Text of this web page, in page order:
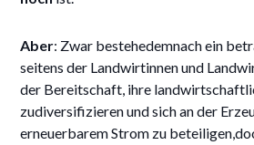
Aber: Zwar bestehedemnach ein
seitens der Landwirtinnen und
der Bereitschaft, ihre
zudiversifizieren und sich an der
erneuerbarem Strom zu